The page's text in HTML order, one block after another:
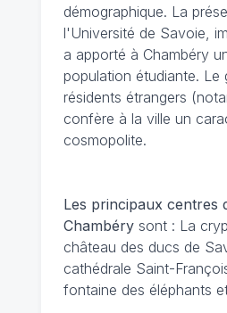
démographique. La
l'Université de Savoie,
a apporté à Chambéry
population étudiante. Le
résidents étrangers
confère à la ville un
cosmopolite.
Les principaux centres
Chambérysont : La
château des ducs de
cathédrale Saint-
fontaine des éléphants